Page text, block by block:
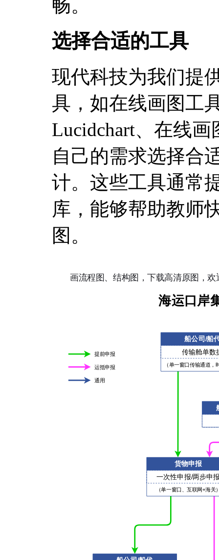
畅。
选择合适的工具
现代科技为我们提
具，如在线画图工
Lucidchart、在线
自己的需求选择合
计。这些工具通常
库，能够帮助教师
图。